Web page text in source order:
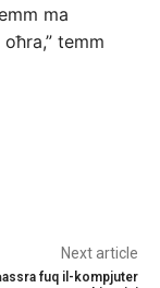
ma
temm
Next article
fuq il-kompjuter